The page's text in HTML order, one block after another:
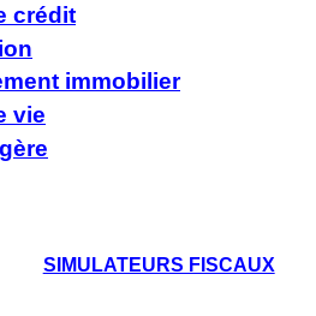
crédit
immobilier
vie
SIMULATEURS FISCAUX